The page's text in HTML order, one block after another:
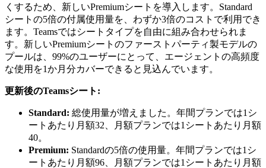
くするため、新しいPremiumシートを導入します。Standard
シートの5倍の付属使用量を、わずか3倍のコストで利用でき
ます。Teamsではシートタイプを自由に組み合わせられま
す。新しいPremiumシートのファーストパーティ製モデルの
プールは、99%のユーザーにとって、エージェントの高頻度
な使用を1か月分カバーできると見込んでいます。
更新後のTeamsシート:
Standard: 総使用量が増えました。年間プランでは1シ
ートあたり月額32 、月額プランでは1 シートあたり月額
40。
Premium: Standardの5倍の使用量。年間プランでは1シ
ートあたり月額96 、月額プランでは1 シートあたり月額